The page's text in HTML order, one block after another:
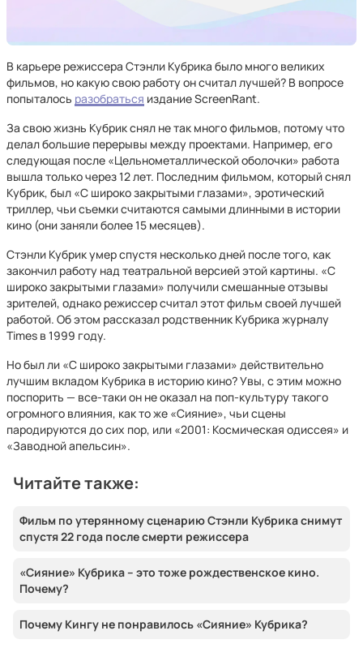
В карьере режиссера Стэнли Кубрика было много великих
фильмов, но какую свою работу он считал лучшей? В вопросе
попыталось разобраться издание ScreenRant.
За свою жизнь Кубрик снял не так много фильмов, потому что
делал большие перерывы между проектами. Например, его
следующая после «Цельнометаллической оболочки» работа
вышла только через 12 лет. Последним фильмом, который снял
Кубрик, был «С широко закрытыми глазами», эротический
триллер, чьи съемки считаются самыми длинными в истории
кино (они заняли более 15 месяцев).
Стэнли Кубрик умер спустя несколько дней после того, как
закончил работу над театральной версией этой картины. «С
широко закрытыми глазами» получили смешанные отзывы
зрителей, однако режиссер считал этот фильм своей лучшей
работой. Об этом рассказал родственник Кубрика журналу
Times в 1999 году.
Но был ли «С широко закрытыми глазами» действительно
лучшим вкладом Кубрика в историю кино? Увы, с этим можно
поспорить — все-таки он не оказал на поп-культуру такого
огромного влияния, как то же «Сияние», чьи сцены
пародируются до сих пор, или «2001: Космическая одиссея» и
«Заводной апельсин».
Читайте также:
Фильм по утерянному сценарию Стэнли Кубрика снимут
спустя 22 года после смерти режиссера
«Сияние» Кубрика – это тоже рождественское кино.
Почему?
Почему Кингу не понравилось «Сияние» Кубрика?